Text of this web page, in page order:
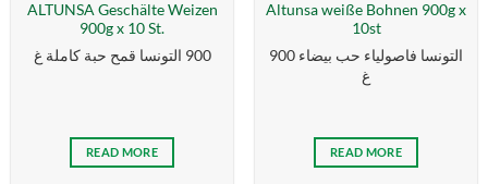
ALTUNSA Geschälte Weizen
900g x 10 St.
900 التونسا قمح حبة كاملة غ
READ MORE
Altunsa weiße Bohnen 900g x
10st
التونسا فاصولياء حب بيضاء 900
غ
READ MORE